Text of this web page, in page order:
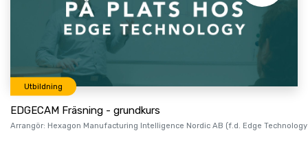
Utbildning
EDGECAM Fräsning - grundkurs
Arrangör: Hexagon Manufacturing Intelligence Nordic AB (f.d. Edge